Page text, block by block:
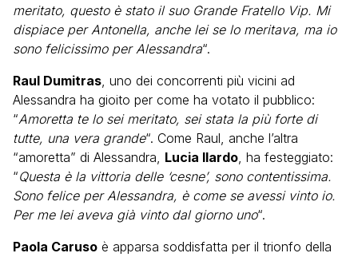
meritato, questo è stato il suo Grande Fratello Vip. Mi
dispiace per Antonella, anche lei se lo meritava, ma io
sono felicissimo per Alessandra“.
Raul Dumitras, uno dei concorrenti più vicini ad
Alessandra ha gioito per come ha votato il pubblico:
“Amoretta te lo sei meritato, sei stata la più forte di
tutte, una vera grande“. Come Raul, anche l’altra
“amoretta” di Alessandra, Lucia Ilardo, ha festeggiato:
“Questa è la vittoria delle ‘cesne’, sono contentissima.
Sono felice per Alessandra, è come se avessi vinto io.
Per me lei aveva già vinto dal giorno uno“.
Paola Caruso è apparsa soddisfatta per il trionfo della